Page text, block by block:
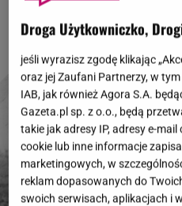
Droga Użytkowniczko,
jeśli wyrazisz zgodę klikając
oraz jej Zaufani Partnerzy, w tym
IAB, jak również Agora S.A.
Gazeta.pl sp. z o.o., będą
takie jak adresy IP, adresy e-
cookie lub inne informacje
marketingowych, w
reklam dopasowanych do
swoich serwisach, aplikacjach i